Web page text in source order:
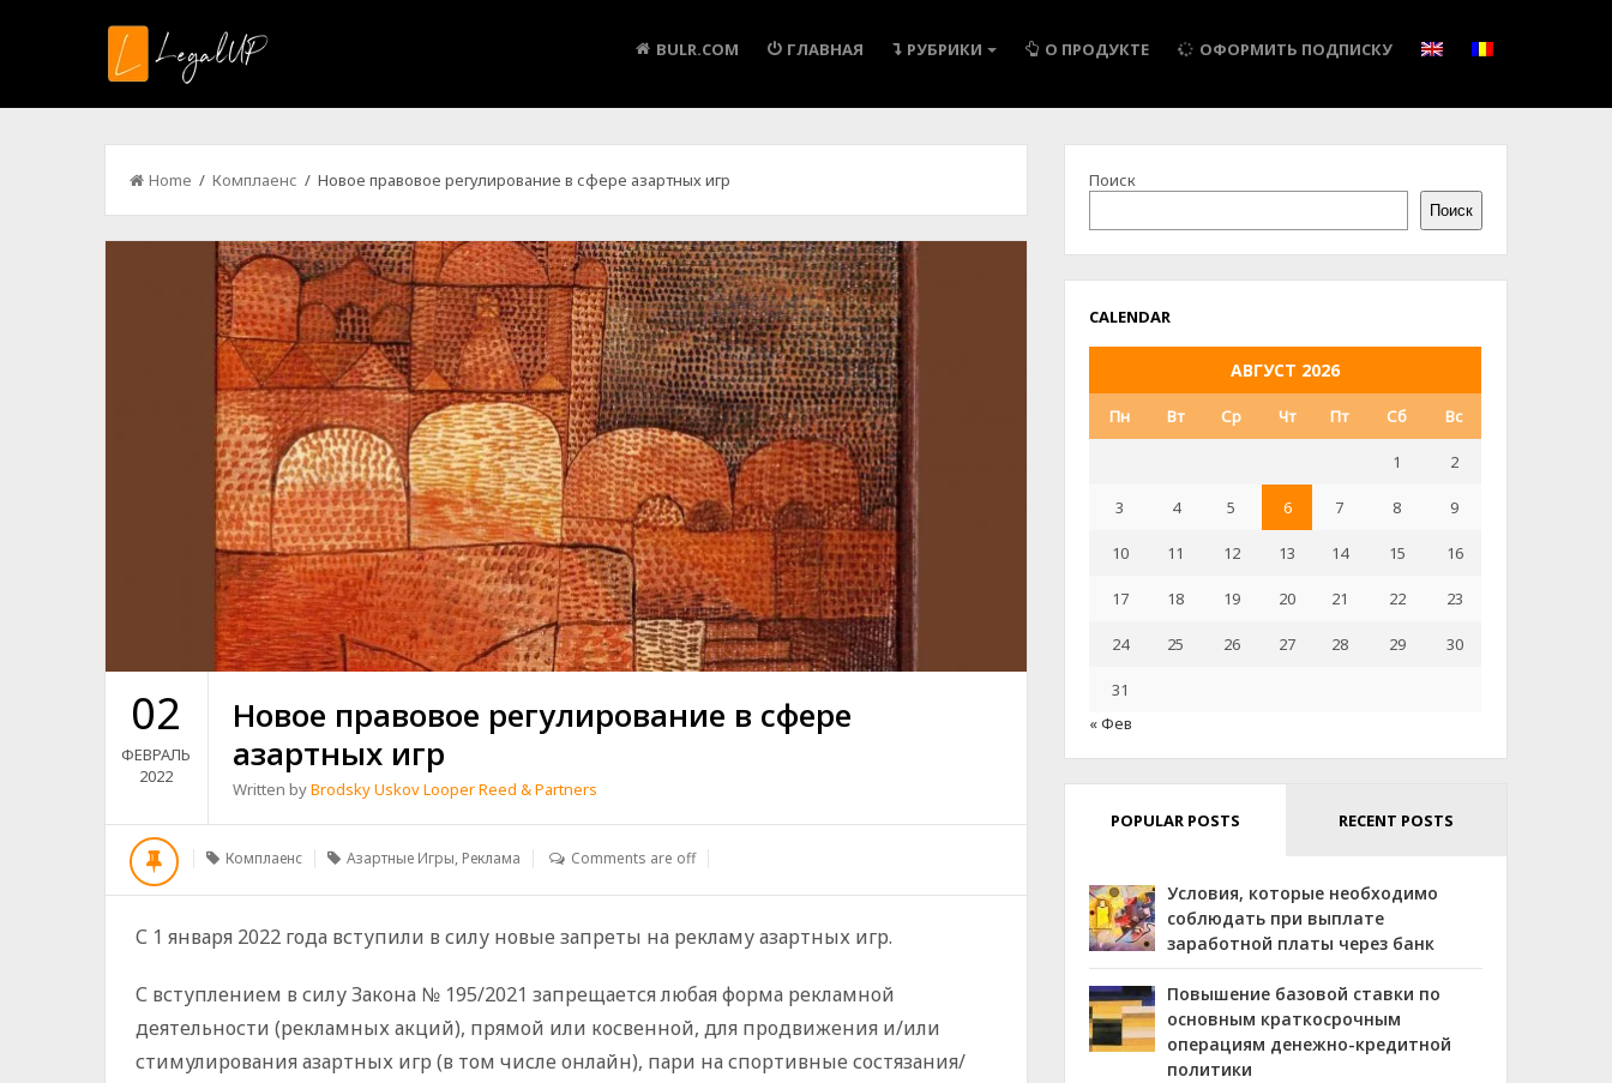
BULR.COM ГЛАВНАЯ РУБРИКИ О ПРОДУКТЕ ОФОРМИТЬ ПОДПИСКУ
Home / Комплаенс / Новое правовое регулирование в сфере азартных игр
02
ФЕВРАЛЬ
2022
Новое правовое регулирование в сфере
азартных игр
Written byBrodsky Uskov Looper Reed & Partners
Комплаенс Азартные Игры, Реклама Comments are off
С 1 января 2022 года вступили в силу новые запреты на рекламу азартных игр.
С вступлением в силу Закона № 195/2021 запрещается любая форма рекламной
деятельности (рекламных акций), прямой или косвенной, для продвижения и/или
стимулирования азартных игр (в том числе онлайн), пари на спортивные состязания/
Поиск
Поиск
CALENDAR
АВГУСТ 2026
Пн Вт Ср Чт Пт Сб Вс
1 2
3 4 5 6 7 8 9
10 11 12 13 14 15 16
17 18 19 20 21 22 23
24 25 26 27 28 29 30
31
« Фев
POPULAR POSTS RECENT POSTS
Условия, которые необходимо
соблюдать при выплате
заработной платы через банк
Повышение базовой ставки по
основным краткосрочным
операциям денежно-кредитной
политики